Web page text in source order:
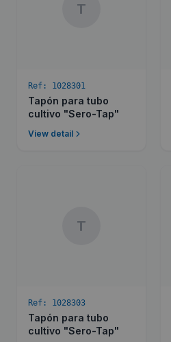
T
Ref: 1028301
Tapón para tubo
cultivo "Sero-Tap"
View detail
T
Ref: 1028303
Tapón para tubo
cultivo "Sero-Tap"